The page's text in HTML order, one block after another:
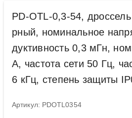
PD-OTL-0,3-54,
рный, номинальное
дуктивность 0,3 мГн,
А, частота сети 50 Гц,
6 кГц, степень защиты
Артикул: PDOTL0354